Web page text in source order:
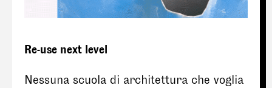
Re-use next level
Nessuna scuola di architettura che voglia